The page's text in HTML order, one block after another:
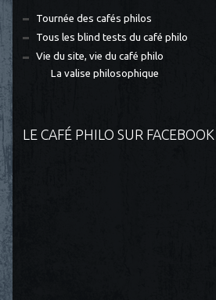
Tournée des cafés philos
Tous les blind tests du café philo
Vie du site, vie du café philo
La valise philosophique
LE CAFÉ PHILO SUR FACEBOOK